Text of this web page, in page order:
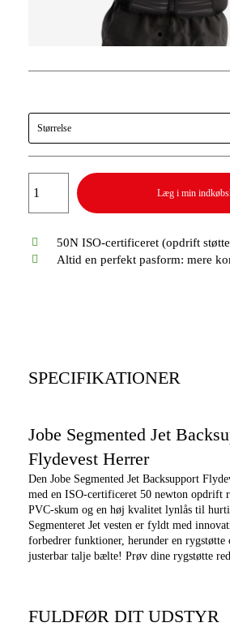
Størrelse
Læg i min
50N ISO-certificeret (opdrift
Altid en perfekt pasform: mere
SPECIFIKATIONER
Jobe Segmented Jet
Flydevest Herrer
Den Jobe Segmented Jet Backsupport
med en ISO-certificeret 50 newton opdrift
PVC-skum og en høj kvalitet lynlås til
Segmenteret Jet vesten er fyldt med
forbedrer funktioner, herunder en rygstøtte
justerbar talje bælte! Prøv dine rygstøtte
FULDFØR DIT UDSTYR